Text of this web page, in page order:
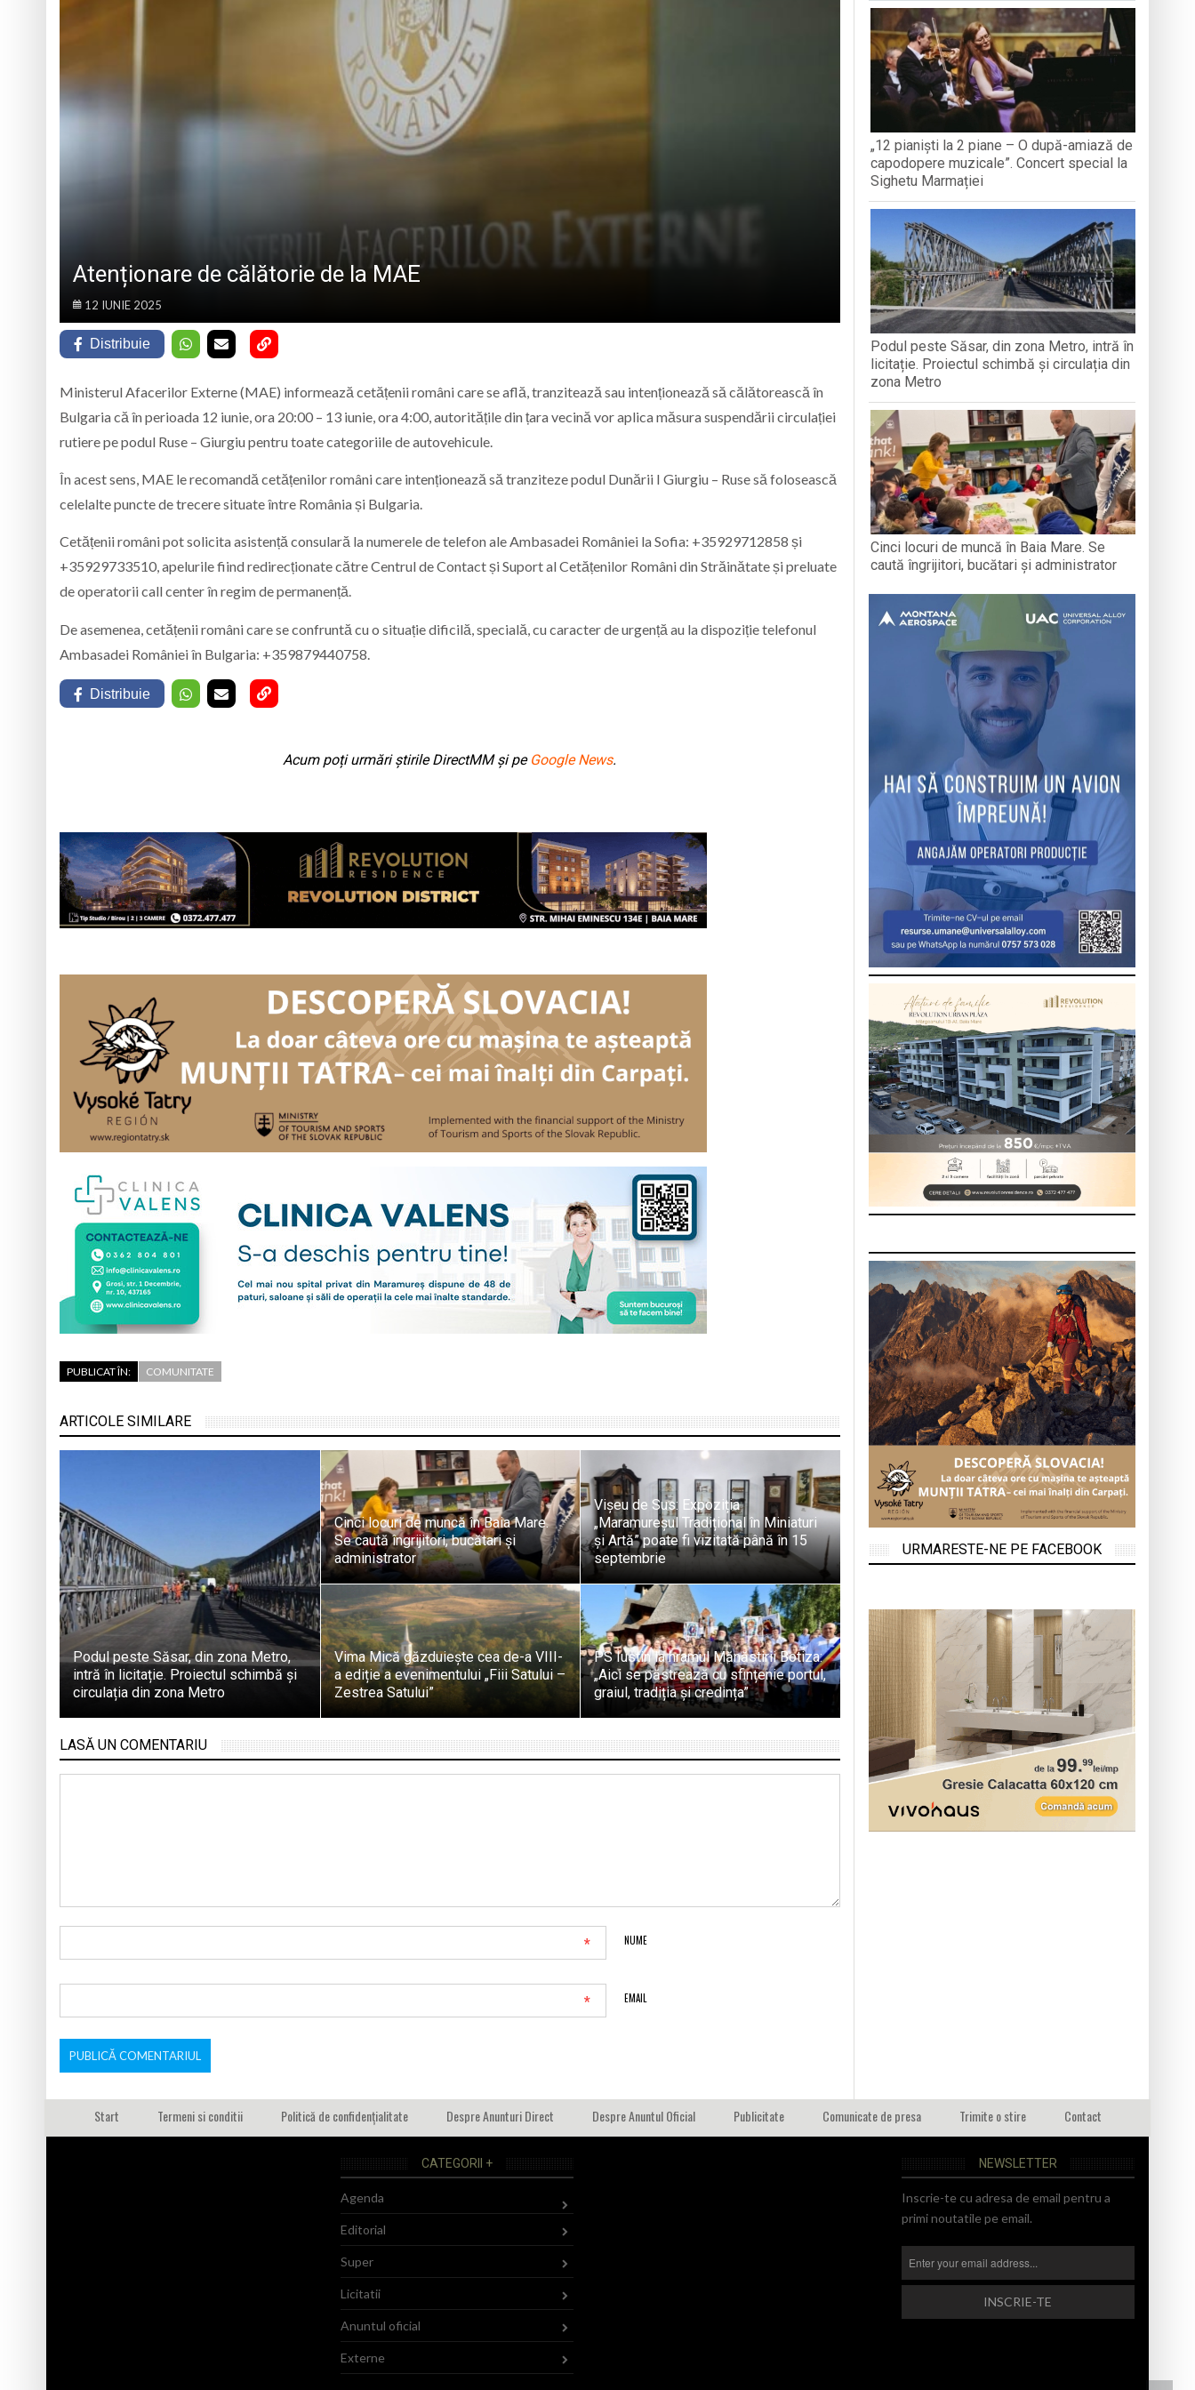
Opt ani de când marele artist Dumitru Fărcaș a trecut la cele veșnice
Record Guinness stabilit la Costinești. Românii i-au întrecut pe americani la aripioare
7 august 1950, s-a născut Viorel Costin „feciorul de pe Mara”
Prognoza meteo Maramureș, vineri 7 august 2026
Atenționare de călătorie de la MAE
12 IUNIE 2025
Distribuie
Ministerul Afacerilor Externe (MAE) informează cetățenii români care se află, tranzitează sau intenționează să călătorească în
Bulgaria că în perioada 12 iunie, ora 20:00 – 13 iunie, ora 4:00, autoritățile din țara vecină vor aplica măsura suspendării circulației
rutiere pe podul Ruse – Giurgiu pentru toate categoriile de autovehicule.
În acest sens, MAE le recomandă cetățenilor români care intenționează să tranziteze podul Dunării I Giurgiu – Ruse să folosească
celelalte puncte de trecere situate între România și Bulgaria.
Cetățenii români pot solicita asistență consulară la numerele de telefon ale Ambasadei României la Sofia: +35929712858 și
+35929733510, apelurile fiind redirecționate către Centrul de Contact și Suport al Cetățenilor Români din Străinătate și preluate
de operatorii call center în regim de permanență.
De asemenea, cetățenii români care se confruntă cu o situație dificilă, specială, cu caracter de urgență au la dispoziție telefonul
Ambasadei României în Bulgaria: +359879440758.
Distribuie
Acum poți urmări știrile DirectMM și pe Google News.
PUBLICAT ÎN: COMUNITATE
ARTICOLE SIMILARE
Podul peste Săsar, din zona Metro,
intră în licitație. Proiectul schimbă și
circulația din zona Metro
Cinci locuri de muncă în Baia Mare.
Se caută îngrijitori, bucătari și
administrator
Vișeu de Sus: Expoziția
„Maramureșul Tradițional în Miniaturi
și Artă” poate fi vizitată până în 15
septembrie
Vima Mică găzduiește cea de-a VIII-
a ediție a evenimentului „Fiii Satului –
Zestrea Satului”
PS Iustin la hramul Mănăstirii Botiza:
„Aici se păstrează cu sfințenie portul,
graiul, tradiția și credința”
LASĂ UN COMENTARIU
NUME
*
EMAIL
*
„12 pianiști la 2 piane – O după-amiază de
capodopere muzicale”. Concert special la
Sighetu Marmației
Podul peste Săsar, din zona Metro, intră în
licitație. Proiectul schimbă și circulația din
zona Metro
Cinci locuri de muncă în Baia Mare. Se
caută îngrijitori, bucătari și administrator
URMARESTE-NE PE FACEBOOK
Start Termeni si conditii Politică de confidențialitate Despre Anunturi Direct Despre Anuntul Oficial Publicitate Comunicate de presa Trimite o stire Contact
CATEGORII +
Agenda
Editorial
Super
Licitatii
Anuntul oficial
Externe
NEWSLETTER
Inscrie-te cu adresa de email pentru a
primi noutatile pe email.